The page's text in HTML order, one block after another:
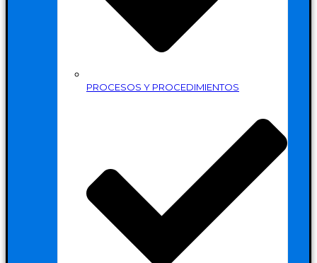
PROCESOS Y PROCEDIMIENTOS